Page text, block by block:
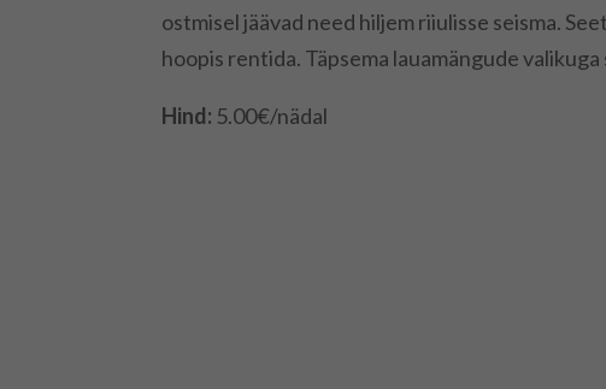
ostmisel jäävad need hiljem riiulisse seisma.
hoopis rentida. Täpsema lauamängude
Hind: 5.00€/nädal